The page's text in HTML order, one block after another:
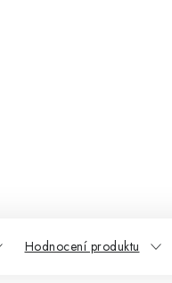
Hodnocení produktu